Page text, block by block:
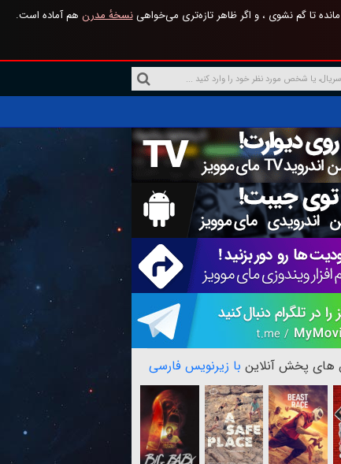
تا گم نشوی ، و اگر ظاهر تازه‌تری می‌خواهینسخهٔ مدرن هم آماده است.
های پخش آنلاین با زیرنویس فارسی